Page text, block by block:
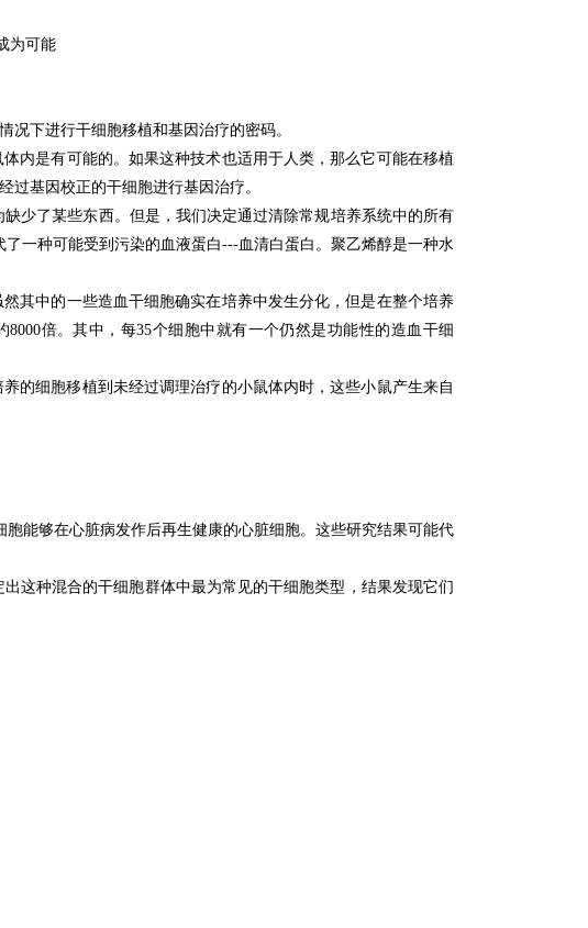
为可能
下进行干细胞移植和基因治疗的密码。
内是有可能的。 如果这种技术也适用于人类，那么它可能在移植
过基因校正的干细胞进行基因治疗。
少了某些东西。 但是，我们决定通过清除常规培养系统中的所有
一种可能受到污染的血液蛋白---血清白蛋白。 聚乙烯醇是一种水
然其中的一些造血干细胞确实在培养中发生分化，但是在整个培养
8000倍。其中，每35个细胞中就有一个仍然是功能性的造血干细
养的细胞移植到未经过调理治疗的小鼠体内时，这些小鼠产生来自
能够在心脏病发作后再生健康的心脏细胞。 这些研究结果可能代
这种混合的干细胞群体中最为常见的干细胞类型，结果发现它们